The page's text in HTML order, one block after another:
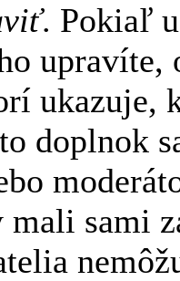
. Pokiaľ
ukazuje,
doplnok
sami